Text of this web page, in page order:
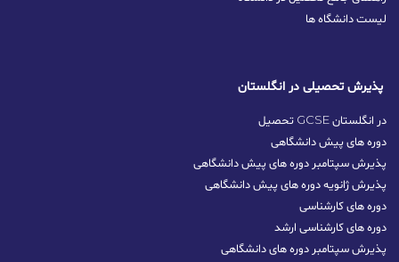
لیست دانشگاه ها
پذیرش تحصیلی در انگلستان
تحصیل GCSE در انگلستان
دوره های پیش دانشگاهی
پذیرش سپتامبر دوره های پیش دانشگاهی
پذیرش ژانویه دوره های پیش دانشگاهی
دوره های کارشناسی
دوره های کارشناسی ارشد
پذیرش سپتامبر دوره‌ های دانشگاهی